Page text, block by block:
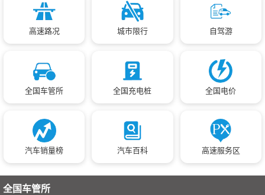
高速路况 城市限行 自驾游
全国车管所 全国充电桩 全国电价
汽车销量榜 汽车百科 高速服务区
全国车管所